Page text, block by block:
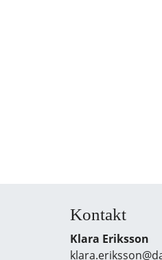
Kontakt
Klara Eriksson